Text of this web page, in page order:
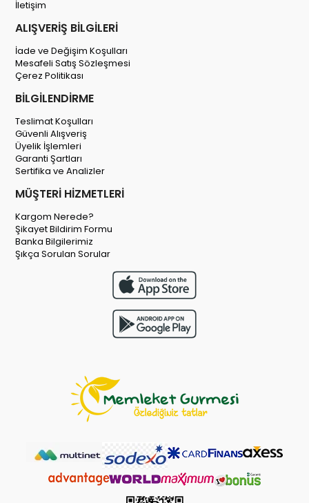
İletişim
ALIŞVERİŞ BİLGİLERİ
İade ve Değişim Koşulları
Mesafeli Satış Sözleşmesi
Çerez Politikası
BİLGİLENDİRME
Teslimat Koşulları
Güvenli Alışveriş
Üyelik İşlemleri
Garanti Şartları
Sertifika ve Analizler
MÜŞTERİ HİZMETLERİ
Kargom Nerede?
Şikayet Bildirim Formu
Banka Bilgilerimiz
Şıkça Sorulan Sorular